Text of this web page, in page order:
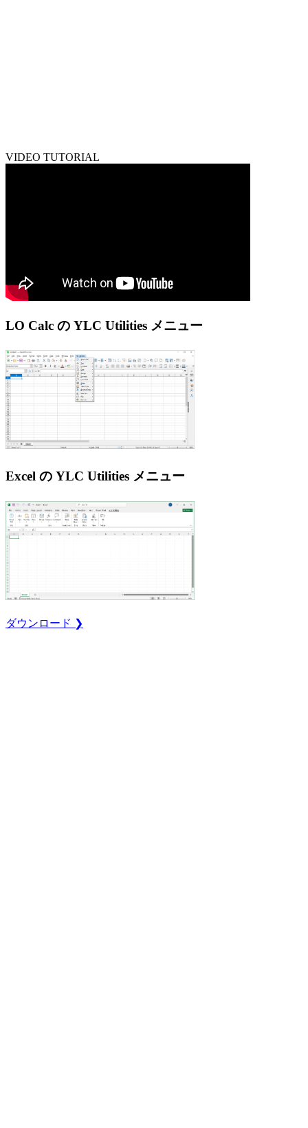
VIDEO TUTORIAL
LO Calc の YLC Utilities メニュー
Excel の YLC Utilities メニュー
ダウンロード ❯